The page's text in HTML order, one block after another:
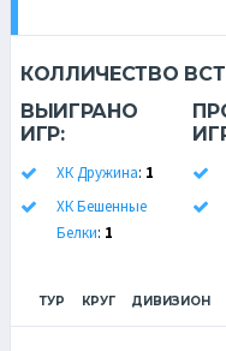
КОЛЛИЧЕСТВО
ВЫИГРАНО
ИГР:
ХК Дружина: 1
ХК Бешенные
Белки: 1
ТУР КРУГ ДИВИЗИОН